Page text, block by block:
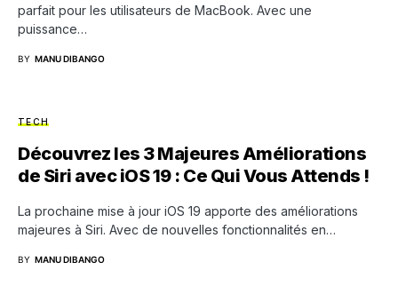
parfait pour les utilisateurs de MacBook. Avec une
puissance…
BY MANU DIBANGO
TECH
Découvrez les 3 Majeures Améliorations
de Siri avec iOS 19 : Ce Qui Vous Attends !
La prochaine mise à jour iOS 19 apporte des améliorations
majeures à Siri. Avec de nouvelles fonctionnalités en…
BY MANU DIBANGO